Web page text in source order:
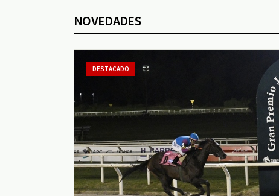
NOVEDADES
DESTACADO